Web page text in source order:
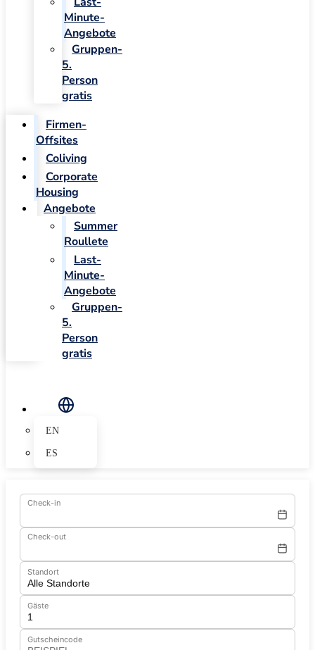
Minute-
Angebote
Gruppen-
5.
Person
gratis
Firmen-
Offsites
Coliving
Corporate
Housing
Angebote
Summer
Roullete
Last-
Minute-
Angebote
Gruppen-
5.
Person
gratis
EN
ES
Check-in
Check-out
Standort
Gäste
Gutscheincode